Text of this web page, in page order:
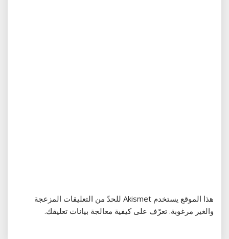
هذا الموقع يستخدم Akismet للحدّ من التعليقات المزعجة
والغير مرغوبة. تعرّف على كيفية معالجة بيانات تعليقك.